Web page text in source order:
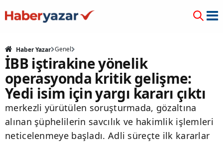
Haber Yazar Genel
İBB iştirakine yönelik
operasyonda kritik gelişme:
Yedi isim için yargı kararı çıktı
merkezli yürütülen soruşturmada, gözaltına
alınan şüphelilerin savcılık ve hakimlik işlemleri
neticelenmeye başladı. Adli süreçte ilk kararlar